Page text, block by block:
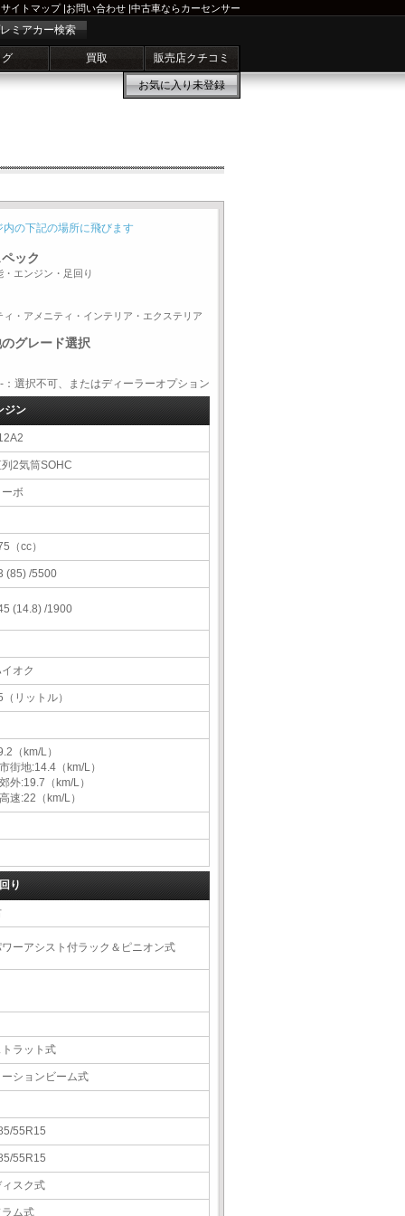
サイトマップ|お問い合わせ |中古車ならカーセンサー
ミアカー検索
買取 販売店クチコミ
お気に入り未登録
内の下記の場所に飛びます
ック
・エンジン・足回り
ィ・アメニティ・インテリア・エクステリア
グレード選択
択不可、またはディーラーオプション
ジン
2気筒SOHC
ボ
（cc）
(85) /5500
(14.8) /1900
オク
（リットル）
（km/L）
街地:14.4（km/L）
外:19.7（km/L）
速:22（km/L）
り
ーアシスト付ラック＆ピニオン式
ラット式
ションビーム式
55R15
55R15
スク式
ム式